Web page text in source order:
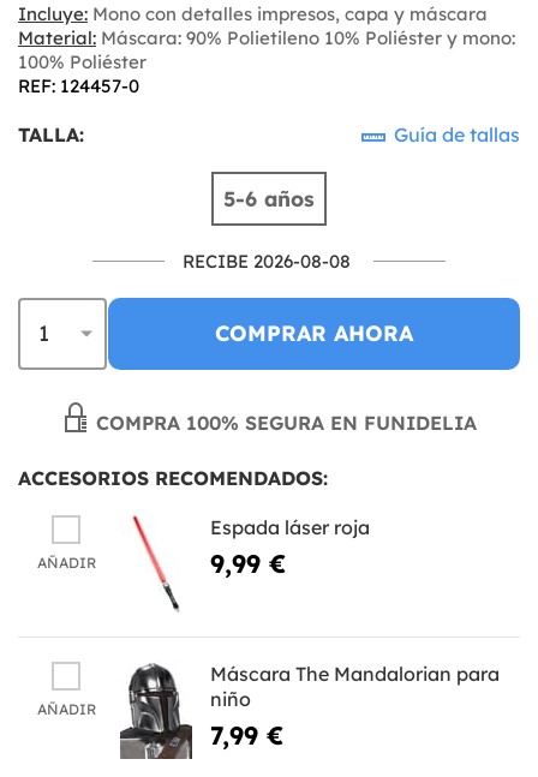
Incluye: Mono con detalles impresos, capa y máscara
Material: Máscara: 90% Polietileno 10% Poliéster y mono:
100% Poliéster
REF: 124457-0
TALLA: Guía de tallas
5-6 años
RECIBE 2026-08-08
COMPRAR AHORA
COMPRA 100% SEGURA EN FUNIDELIA
ACCESORIOS RECOMENDADOS:
AÑADIR
Espada láser roja
9,99 €
AÑADIR
Máscara The Mandalorian para
niño
7,99 €